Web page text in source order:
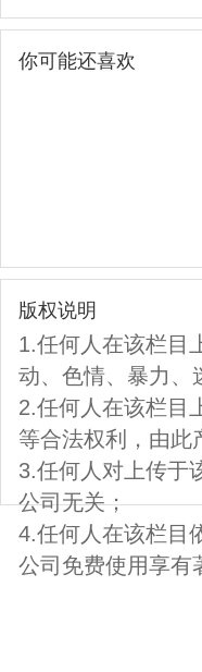
你可能还喜欢
版权说明
1.任何人在该栏目
动、色情、暴力、
2.任何人在该栏目
等合法权利，由此
3.任何人对上传于
公司无关；
4.任何人在该栏目
公司免费使用享有